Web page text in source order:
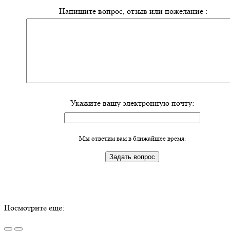
Напишите вопрос, отзыв или пожелание :
Укажите вашу электронную почту:
Мы ответим вам в ближайшее время.
Посмотрите еще: